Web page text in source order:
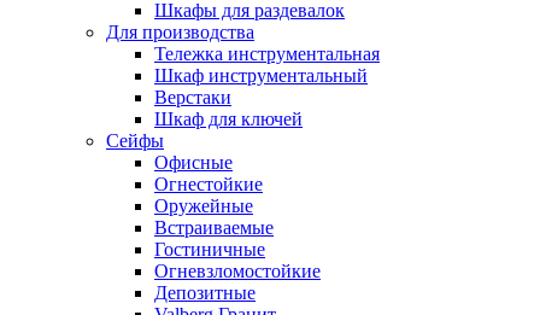
Шкафы для раздевалок
Для производства
Тележка инструментальная
Шкаф инструментальный
Верстаки
Шкаф для ключей
Сейфы
Офисные
Огнестойкие
Оружейные
Встраиваемые
Гостиничные
Огневзломостойкие
Депозитные